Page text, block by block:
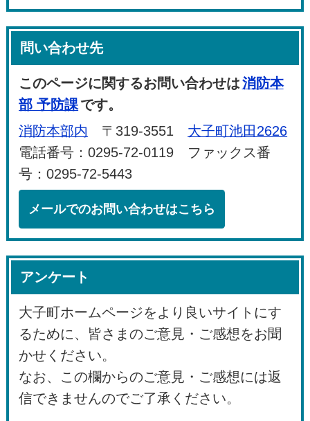
問い合わせ先
このページに関するお問い合わせは消防本
部 予防課です。
消防本部内 〒319-3551 大子町池田2626
電話番号：0295-72-0119 ファックス番
号：0295-72-5443
メールでのお問い合わせはこちら
アンケート
大子町ホームページをより良いサイトにす
るために、皆さまのご意見・ご感想をお聞
かせください。
なお、この欄からのご意見・ご感想には返
信できませんのでご了承ください。